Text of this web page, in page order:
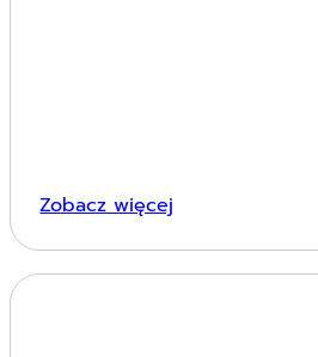
Zobacz więcej